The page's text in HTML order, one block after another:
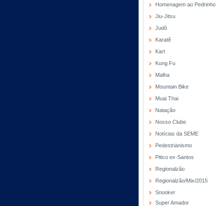
Homenagem ao Pedrinho
Jiu-Jitsu
Judô
Karatê
Kart
Kung Fu
Malha
Mountain Bike
Muai Thai
Natação
Nosso Clube
Notícias da SEME
Pedestrianismo
Pitico ex-Santos
Regionalzão
Regionalzão/Mix/2015
Snooker
Super Amador